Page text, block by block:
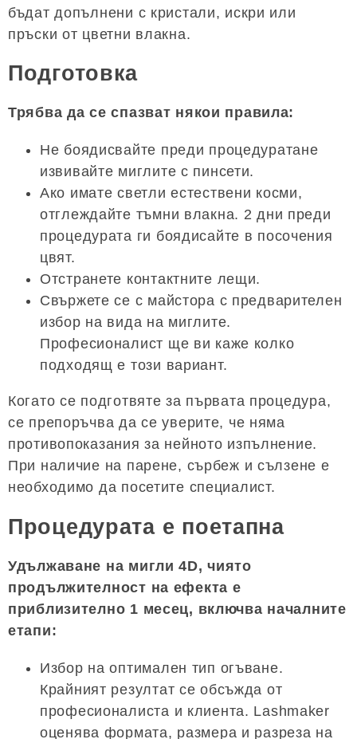
бъдат допълнени с кристали, искри или
пръски от цветни влакна.
Подготовка
Трябва да се спазват някои правила:
Не боядисвайте преди процедуратане
извивайте миглите с пинсети.
Ако имате светли естествени косми,
отглеждайте тъмни влакна. 2 дни преди
процедурата ги боядисайте в посочения
цвят.
Отстранете контактните лещи.
Свържете се с майстора с предварителен
избор на вида на миглите.
Професионалист ще ви каже колко
подходящ е този вариант.
Когато се подготвяте за първата процедура,
се препоръчва да се уверите, че няма
противопоказания за нейното изпълнение.
При наличие на парене, сърбеж и сълзене е
необходимо да посетите специалист.
Процедурата е поетапна
Удължаване на мигли 4D, чиято
продължителност на ефекта е
приблизително 1 месец, включва началните
етапи:
Избор на оптимален тип огъване.
Крайният резултат се обсъжда от
професионалиста и клиента. Lashmaker
оценява формата, размера и разреза на